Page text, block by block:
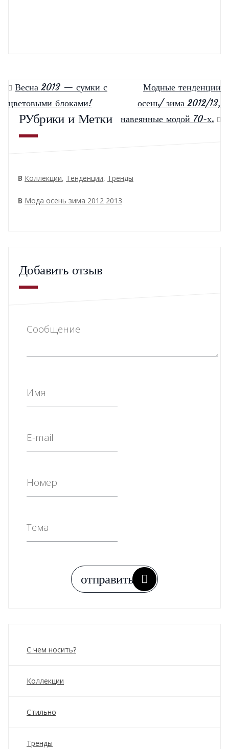
Весна 2013 — сумки с
цветовыми блоками!
Модные тенденции
осень/ зима 2012/13,
навеянные модой 70-х.
РУбрики и Метки
В Коллекции, Тенденции, Тренды
В Мода осень зима 2012 2013
Добавить отзыв
С чем носить?
Коллекции
Стильно
Тренды